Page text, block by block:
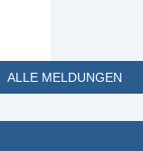
ALLE MELDUNGEN